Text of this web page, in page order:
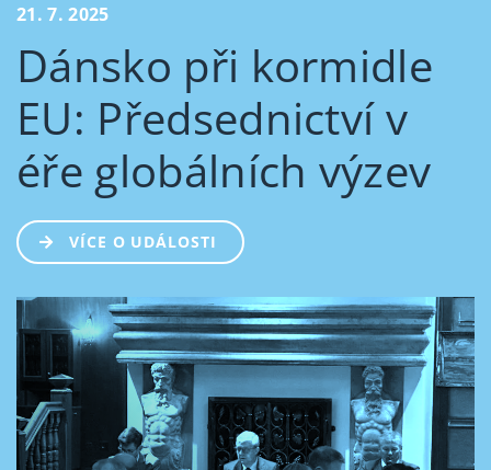
21. 7. 2025
Dánsko při kormidle
EU: Předsednictví v
éře globálních výzev
VÍCE O UDÁLOSTI